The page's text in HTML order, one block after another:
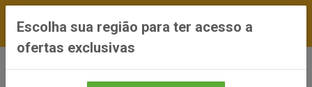
*Preços exclusivos do site — Entrega em até 24h
Escolha sua região para ter acesso a
ofertas exclusivas